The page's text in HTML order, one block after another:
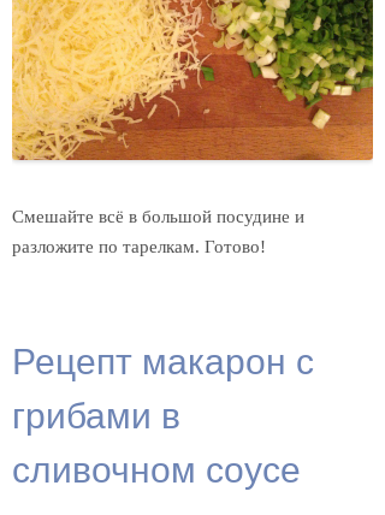
Смешайте всё в большой посудине и
разложите по тарелкам. Готово!
Рецепт макарон с
грибами в
сливочном соусе